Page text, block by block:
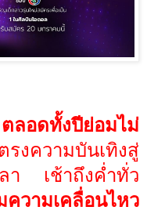
ลอดทั้งปีย่อมไม่
รงความบันเทิงสู่
า เช้าถึงค่ำทั่ว
วามเคลื่อนไหว